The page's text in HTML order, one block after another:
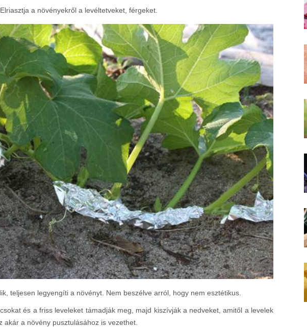
a növényekről a levéltetveket, férgeket.
teljesen legyengíti a növényt. Nem beszélve arról, hogy nem esztétikus.
és a friss leveleket támadják meg, majd kiszívják a nedveket, amitől a levelek
a növény pusztulásához is vezethet.